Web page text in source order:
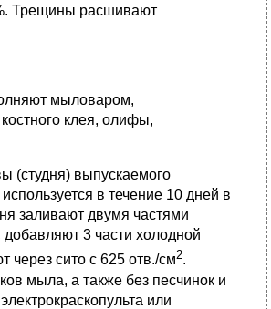
Трещины расшивают
мыловаром,
клея, олифы,
(студня) выпускаемого
в течение 10 дней в
заливают двумя частями
3 части холодной
сито с 625 отв./см2.
мыла, а также без песчинок и
или